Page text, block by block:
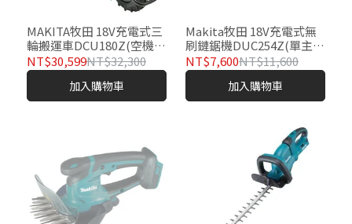
MAKITA牧田 18V充電式三
輪搬運車DCU180Z(空機-
不含充電器及電池)
NT$30,599NT$32,300
加入購物車
Makita牧田 18V充電式無
刷鏈鋸機DUC254Z(單主
機)
NT$7,600NT$11,600
加入購物車